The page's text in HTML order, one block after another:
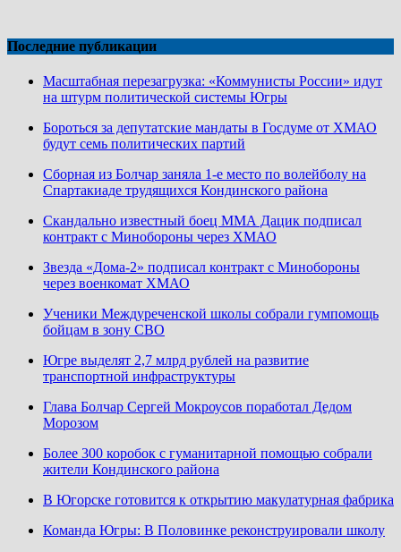
Последние публикации
Масштабная перезагрузка: «Коммунисты России» идут
на штурм политической системы Югры
Бороться за депутатские мандаты в Госдуме от ХМАО
будут семь политических партий
Сборная из Болчар заняла 1-е место по волейболу на
Спартакиаде трудящихся Кондинского района
Скандально известный боец ММА Дацик подписал
контракт с Минобороны через ХМАО
Звезда «Дома-2» подписал контракт с Минобороны
через военкомат ХМАО
Ученики Междуреченской школы собрали гумпомощь
бойцам в зону СВО
Югре выделят 2,7 млрд рублей на развитие
транспортной инфраструктуры
Глава Болчар Сергей Мокроусов поработал Дедом
Морозом
Более 300 коробок с гуманитарной помощью собрали
жители Кондинского района
В Югорске готовится к открытию макулатурная фабрика
Команда Югры: В Половинке реконструировали школу